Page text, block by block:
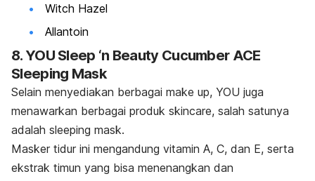
Witch Hazel
Allantoin
8. YOU Sleep ‘n Beauty Cucumber ACE
Sleeping Mask
Selain menyediakan berbagai make up, YOU juga
menawarkan berbagai produk skincare, salah satunya
adalah sleeping mask.
Masker tidur ini mengandung vitamin A, C, dan E, serta
ekstrak timun yang bisa menenangkan dan